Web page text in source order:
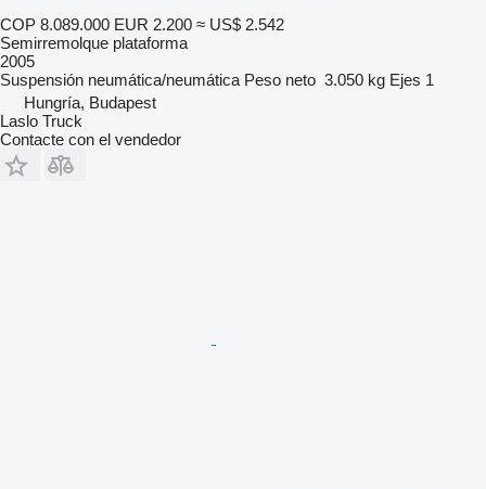
COP 8.089.000 EUR 2.200 ≈ US$ 2.542
Semirremolque plataforma
2005
Suspensión neumática/neumática Peso neto 3.050 kg Ejes 1
Hungría, Budapest
Laslo Truck
Contacte con el vendedor